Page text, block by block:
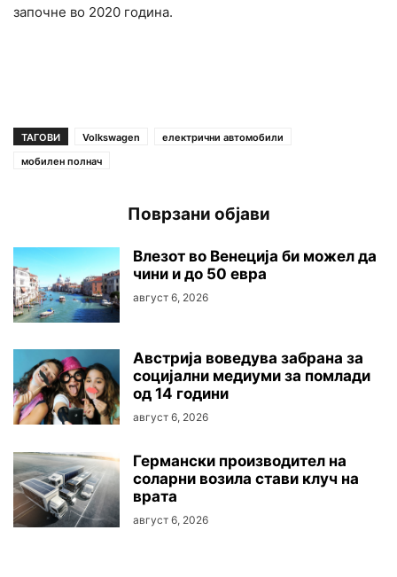
започне во 2020 година.
ТАГОВИ Volkswagen
електрични автомобили
мобилен полнач
Поврзани објави
Влезот во Венеција би можел да
чини и до 50 евра
август 6, 2026
Австриjа воведува забрана за
социјални медиуми за помлади
од 14 години
август 6, 2026
Германски производител на
соларни возила стави клуч на
врата
август 6, 2026